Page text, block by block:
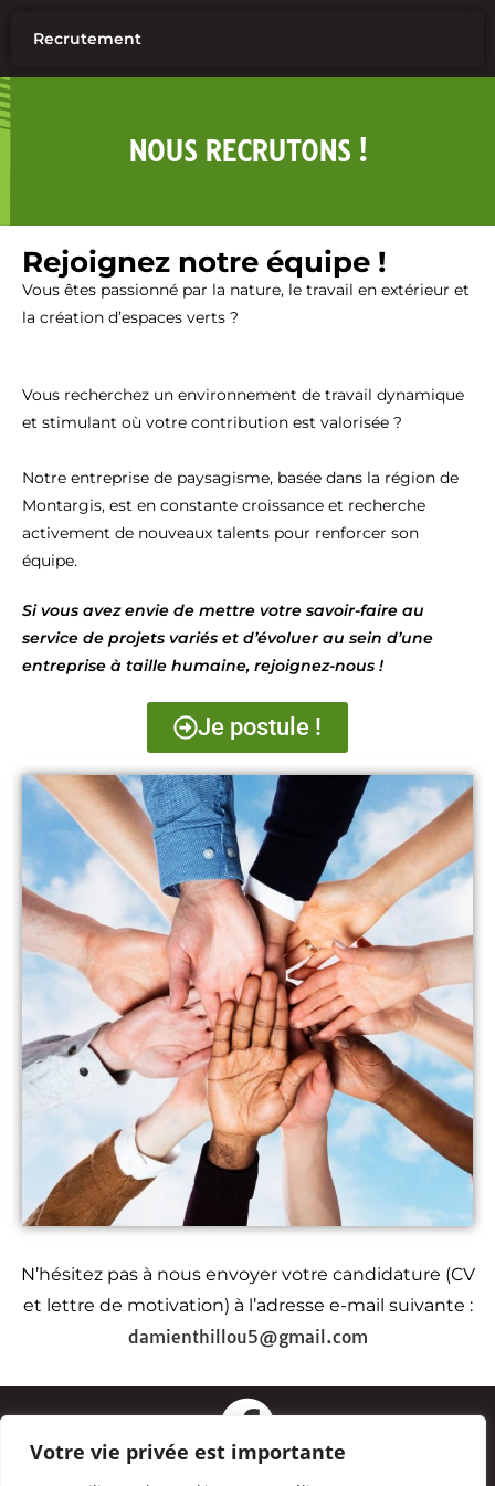
Votre vie privée est importante
Recrutement
NOUS RECRUTONS !
Rejoignez notre équipe !
Vous êtes passionné par la nature, le travail en extérieur et
la création d’espaces verts ?
Vous recherchez un environnement de travail dynamique
et stimulant où votre contribution est valorisée ?
Notre entreprise de paysagisme, basée dans la région de
Montargis, est en constante croissance et recherche
activement de nouveaux talents pour renforcer son
équipe.
Si vous avez envie de mettre votre savoir-faire au
service de projets variés et d’évoluer au sein d’une
entreprise à taille humaine, rejoignez-nous !
Je postule !
N’hésitez pas à nous envoyer votre candidature (CV
et lettre de motivation) à l’adresse e-mail suivante :
damienthillou5@gmail.com